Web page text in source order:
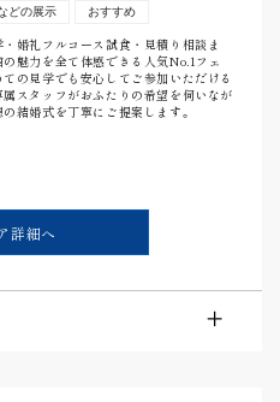
どの展示 おすすめ
・婚礼フルコース試食・見積り相談ま
魅力を全て体感できる人気No.1フェ
ての見学でも安心してご参加いただける
属スタッフがおふたりの希望を伺いなが
の結婚式を丁寧にご提案します。
詳細へ